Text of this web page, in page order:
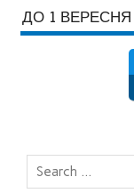
ДО 1 ВЕРЕСНЯ